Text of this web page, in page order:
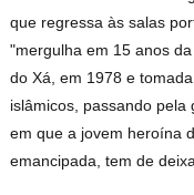
que regressa às salas
"mergulha em 15 anos
do Xá, em 1978 e
islâmicos, passando
em que a jovem heroína
emancipada, tem de